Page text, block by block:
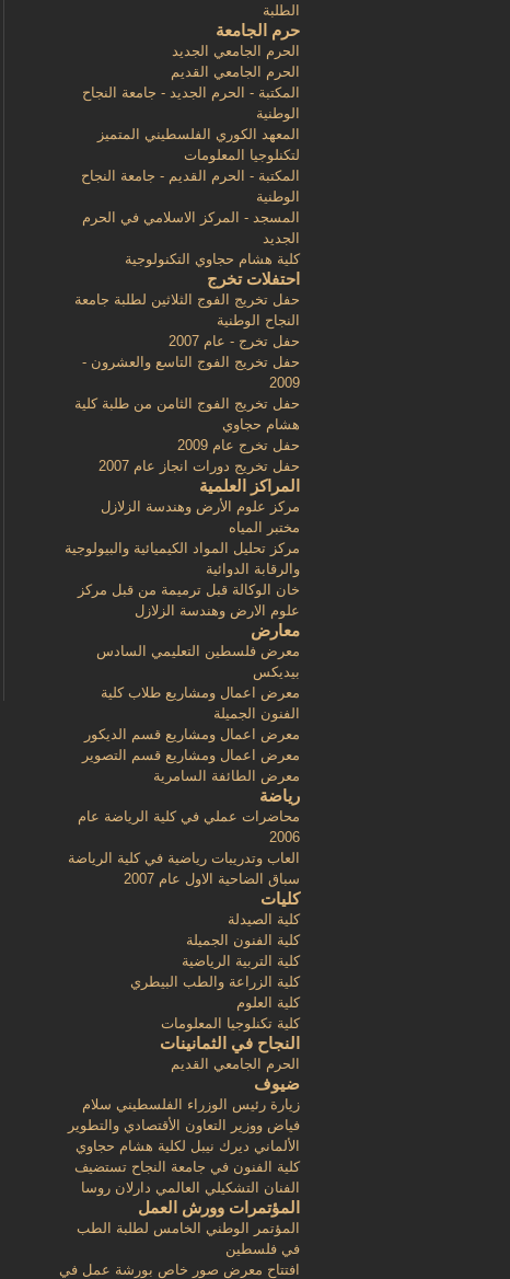
الطلبة
حرم الجامعة
الحرم الجامعي الجديد
الحرم الجامعي القديم
المكتبة - الحرم الجديد - جامعة النجاح
الوطنية
المعهد الكوري الفلسطيني المتميز
لتكنلوجيا المعلومات
المكتبة - الحرم القديم - جامعة النجاح
الوطنية
المسجد - المركز الاسلامي في الحرم
الجديد
كلية هشام حجاوي التكنولوجية
احتفلات تخرج
حفل تخريج الفوج الثلاثين لطلبة جامعة
النجاح الوطنية
حفل تخرج - عام 2007
حفل تخريج الفوج التاسع والعشرون -
2009
حفل تخريج الفوج الثامن من طلبة كلية
هشام حجاوي
حفل تخرج عام 2009
حفل تخريج دورات انجاز عام 2007
المراكز العلمية
مركز علوم الأرض وهندسة الزلازل
مختبر المياه
مركز تحليل المواد الكيميائية والبيولوجية
والرقابة الدوائية
خان الوكالة قبل ترميمة من قبل مركز
علوم الارض وهندسة الزلازل
معارض
معرض فلسطين التعليمي السادس
بيديكس
معرض اعمال ومشاريع طلاب كلية
الفنون الجميلة
معرض اعمال ومشاريع قسم الديكور
معرض اعمال ومشاريع قسم التصوير
معرض الطائفة السامرية
رياضة
محاضرات عملي في كلية الرياضة عام
2006
العاب وتدريبات رياضية في كلية الرياضة
سباق الضاحية الاول عام 2007
كليات
كلية الصيدلة
كلية الفنون الجميلة
كلية التربية الرياضية
كلية الزراعة والطب البيطري
كلية العلوم
كلية تكنلوجيا المعلومات
النجاح في الثمانينات
الحرم الجامعي القديم
ضيوف
زيارة رئيس الوزراء الفلسطيني سلام
فياض ووزير التعاون الأقتصادي والتطوير
الألماني ديرك نيبل لكلية هشام حجاوي
كلية الفنون في جامعة النجاح تستضيف
الفنان التشكيلي العالمي دارلان روسا
المؤتمرات وورش العمل
المؤتمر الوطني الخامس لطلبة الطب
في فلسطين
افتتاح معرض صور خاص بورشة عمل في